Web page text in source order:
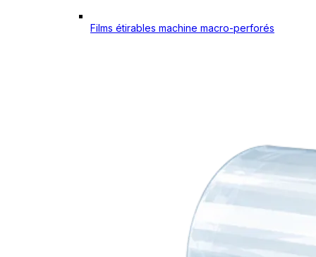
Films étirables machine macro-perforés